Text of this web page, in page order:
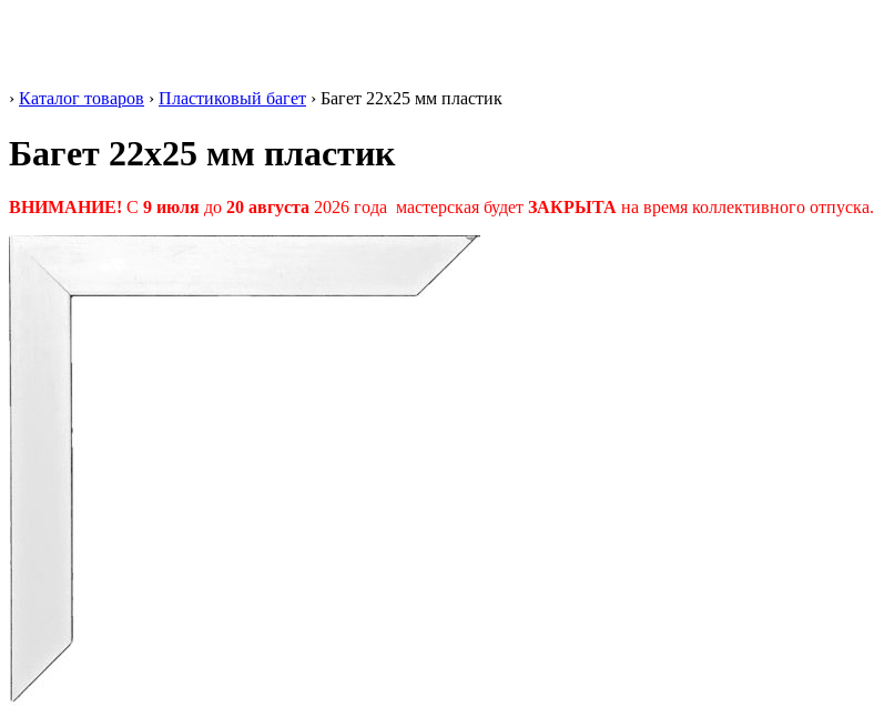
› Каталог товаров › Пластиковый багет › Багет 22x25 мм пластик
Багет 22x25 мм пластик
ВНИМАНИЕ! С 9 июля до 20 августа 2026 года мастерская будет ЗАКРЫТА на время коллективного отпуска.